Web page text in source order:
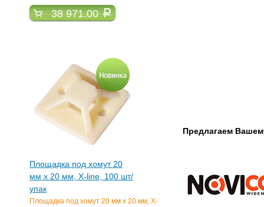
38 971.00a
Площадка под хомут 20
мм x 20 мм, X-line, 100 шт/
упак
Площадка под хомут 20 мм x 20 мм, X-
Предлагаем